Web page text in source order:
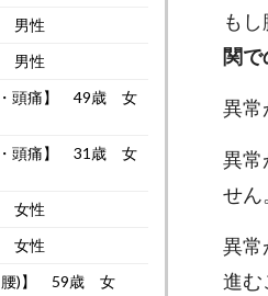
も
関
異常
異常
せん
異常
進む
男性
男性
・頭痛】 49歳 女
・頭痛】 31歳 女
女性
女性
腰)】 59歳 女